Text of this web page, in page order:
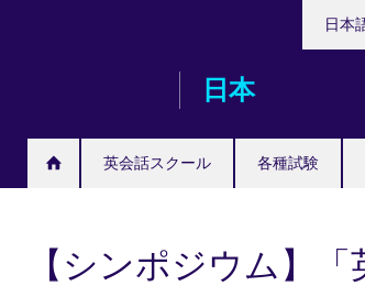
日本
英会話スクール 各種試験
日本
【シンポジウム】